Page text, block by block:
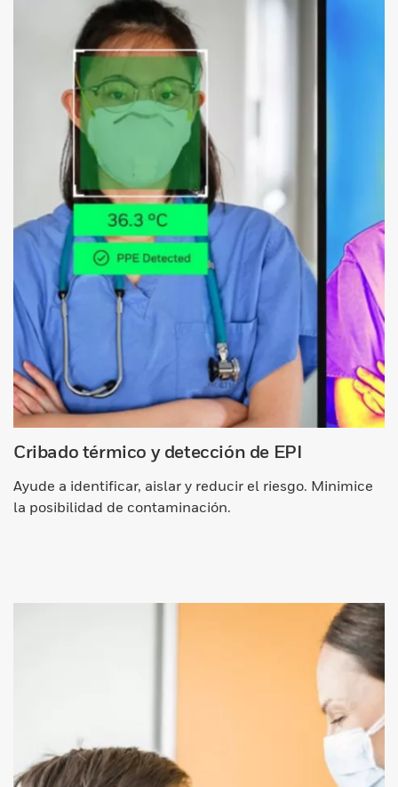
Cribado térmico y detección de EPI
Ayude a identificar, aislar y reducir el riesgo. Minimice
la posibilidad de contaminación.